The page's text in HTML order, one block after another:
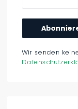
Wir senden